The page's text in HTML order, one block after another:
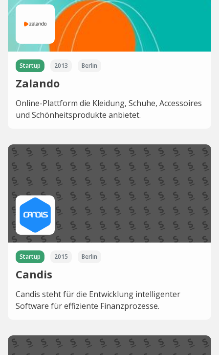
Startup 2013 Berlin
Zalando
Online-Plattform die Kleidung, Schuhe, Accessoires
und Schönheitsprodukte anbietet.
Startup 2015 Berlin
Candis
Candis steht für die Entwicklung intelligenter
Software für effiziente Finanzprozesse.